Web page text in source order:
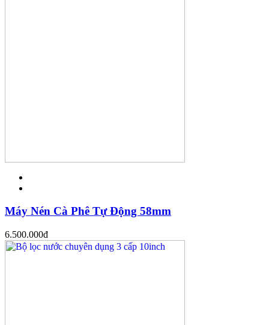
Máy Nén Cà Phê Tự Động 58mm
6.500.000đ